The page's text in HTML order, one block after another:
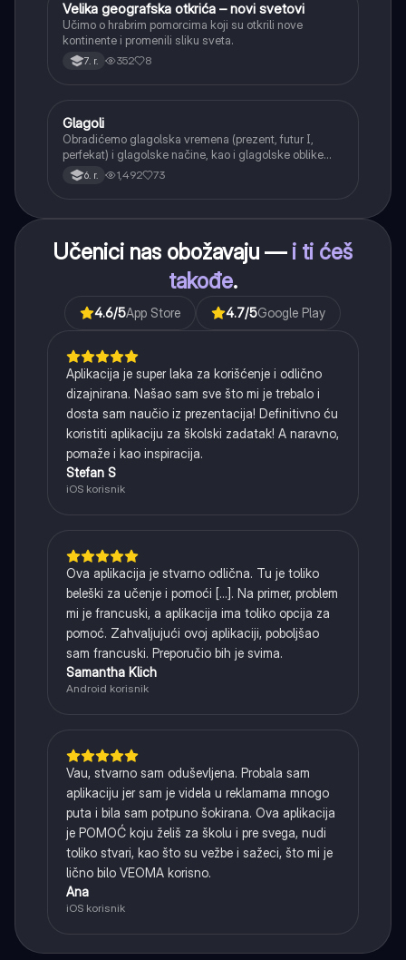
Istorija
Velika geografska otkrića – novi svetovi
Učimo o hrabrim pomorcima koji su otkrili nove
kontinente i promenili sliku sveta.
7. r. 352 8
Srpski jezik
Glagoli
Obradićemo glagolska vremena (prezent, futur I,
perfekat) i glagolske načine, kao i glagolske oblike
(infinitiv, glagolski pridevi i prilozi) i glagolski vid
(svršeni i nesvršeni).
6. r. 1,492 73
Učenici nas obožavaju — i ti ćeš
takođe.
4.6/5App Store 4.7/5Google Play
Aplikacija je super laka za korišćenje i odlično
dizajnirana. Našao sam sve što mi je trebalo i
dosta sam naučio iz prezentacija! Definitivno ću
koristiti aplikaciju za školski zadatak! A naravno,
pomaže i kao inspiracija.
Stefan S
iOS korisnik
Ova aplikacija je stvarno odlična. Tu je toliko
beleški za učenje i pomoći [...]. Na primer, problem
mi je francuski, a aplikacija ima toliko opcija za
pomoć. Zahvaljujući ovoj aplikaciji, poboljšao
sam francuski. Preporučio bih je svima.
Samantha Klich
Android korisnik
Vau, stvarno sam oduševljena. Probala sam
aplikaciju jer sam je videla u reklamama mnogo
puta i bila sam potpuno šokirana. Ova aplikacija
je POMOĆ koju želiš za školu i pre svega, nudi
toliko stvari, kao što su vežbe i sažeci, što mi je
lično bilo VEOMA korisno.
Ana
iOS korisnik